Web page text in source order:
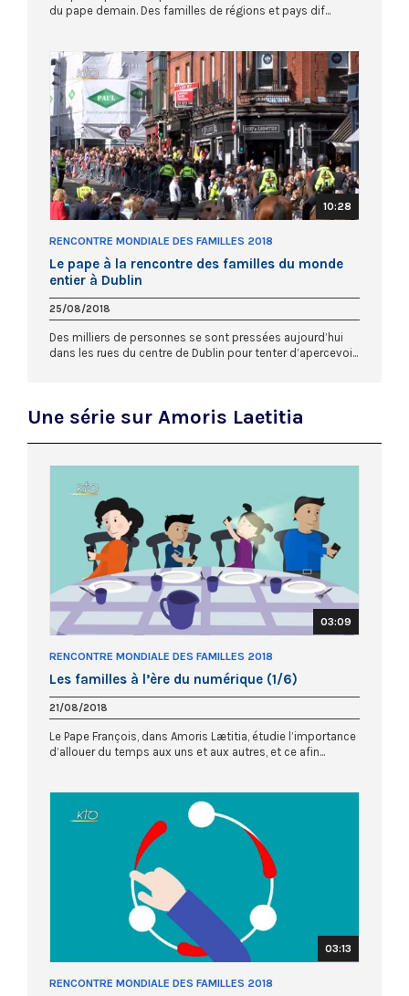
du pape demain. Des familles de régions et pays dif...
10:28
RENCONTRE MONDIALE DES FAMILLES 2018
Le pape à la rencontre des familles du monde
entier à Dublin
25/08/2018
Des milliers de personnes se sont pressées aujourd’hui
dans les rues du centre de Dublin pour tenter d’apercevoi...
Une série sur Amoris Laetitia
03:09
RENCONTRE MONDIALE DES FAMILLES 2018
Les familles à l’ère du numérique (1/6)
21/08/2018
Le Pape François, dans Amoris Lætitia, étudie l’importance
d’allouer du temps aux uns et aux autres, et ce afin...
03:13
RENCONTRE MONDIALE DES FAMILLES 2018